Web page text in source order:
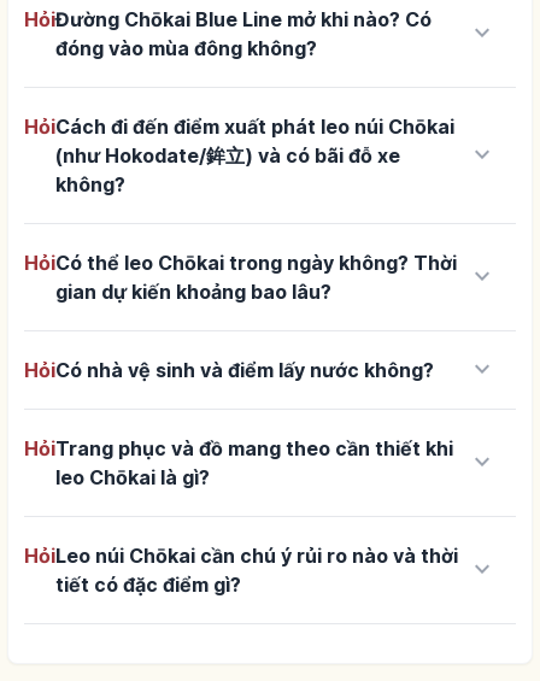
HỏiĐường Chōkai Blue Line mở khi nào? Có
đóng vào mùa đông không?
keyboard_arrow_down
HỏiCách đi đến điểm xuất phát leo núi Chōkai
(như Hokodate/鉾立) và có bãi đỗ xe
không?
keyboard_arrow_down
HỏiCó thể leo Chōkai trong ngày không? Thời
gian dự kiến khoảng bao lâu?
keyboard_arrow_down
HỏiCó nhà vệ sinh và điểm lấy nước không? keyboard_arrow_down
HỏiTrang phục và đồ mang theo cần thiết khi
leo Chōkai là gì?
keyboard_arrow_down
HỏiLeo núi Chōkai cần chú ý rủi ro nào và thời
tiết có đặc điểm gì?
keyboard_arrow_down